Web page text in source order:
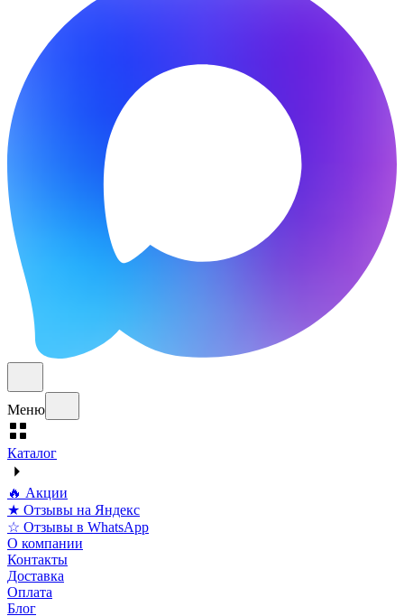
Меню
Каталог
🔥 Акции
★ Отзывы на Яндекс
☆ Отзывы в WhatsApp
О компании
Контакты
Доставка
Оплата
Блог